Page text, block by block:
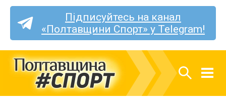
Підписуйтесь на канал
«Полтавщини Спорт» у Telegram!